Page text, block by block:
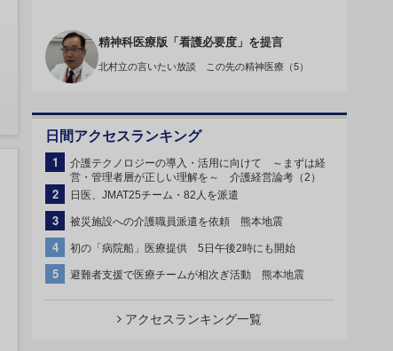
精神科医療版「看護必要度」を提言
北村立の言いたい放談 この先の精神医療（5）
日間アクセスランキング
1
介護テクノロジーの導入・活用に向けて ～まずは経
営・管理者層が正しい理解を～ 介護経営論考（2）
2 日医、JMAT25チーム・82人を派遣
3 被災施設への介護職員派遣を依頼 熊本地震
4 初の「病院船」医療提供 5日午後2時にも開始
5 避難者支援で医療チームが相次ぎ活動 熊本地震
アクセスランキング一覧